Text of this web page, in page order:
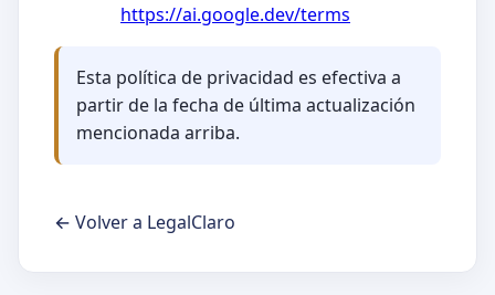
https://ai.google.dev/terms
Esta política de privacidad es efectiva a
partir de la fecha de última actualización
mencionada arriba.
← Volver a LegalClaro